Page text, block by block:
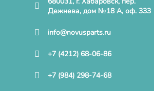
Дежнева, дом №18 А, оф. 333
info@novusparts.ru
+7 (4212) 68-06-86
+7 (984) 298-74-68